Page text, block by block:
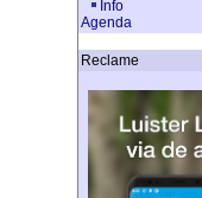
Info
Agenda
Reclame